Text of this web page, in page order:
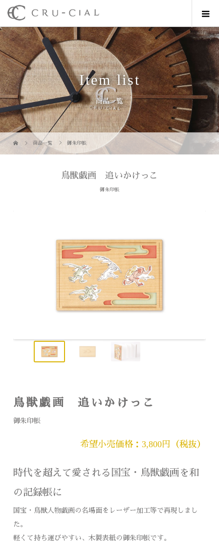
Item list
商品一覧
商品一覧 御朱印帳
鳥獣戯画 追いかけっこ
御朱印帳
鳥獣戯画 追いかけっこ
御朱印帳
希望小売価格：3,800円（税抜）
時代を超えて愛される国宝・鳥獣戯画を和
の記録帳に
国宝・鳥獣人物戯画の名場面をレーザー加工等で再現しまし
た。
軽くて持ち運びやすい、木製表紙の御朱印帳です。